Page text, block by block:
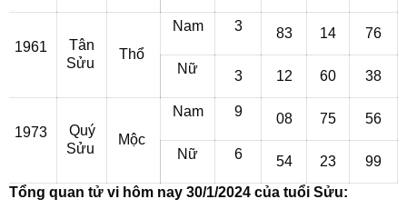
1961
Tân
Sửu
Thổ
Nam 3 83 14 76
Nữ 3 12 60 38
1973
Quý
Sửu
Mộc
Nam 9 08 75 56
Nữ 6 54 23
99
Tổng quan tử vi hôm nay 30/1/2024 của tuổi Sửu: